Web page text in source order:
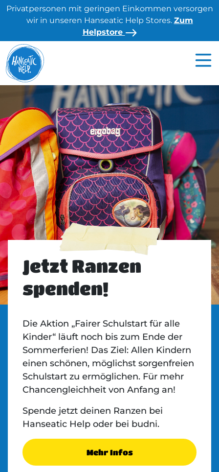
p
o
e
n
t
Privatpersonen mit geringen Einkommen versorgen
wir in unseren Hanseatic Help Stores. Zum
Helpstore
Jetzt Ranzen
spenden!
Die Aktion „Fairer Schulstart für alle
Kinder“ läuft noch bis zum Ende der
Sommerferien! Das Ziel: Allen Kindern
einen schönen, möglichst sorgenfreien
Schulstart zu ermöglichen. Für mehr
Chancengleichheit von Anfang an!
Spende jetzt deinen Ranzen bei
Hanseatic Help oder bei budni.
Mehr Infos